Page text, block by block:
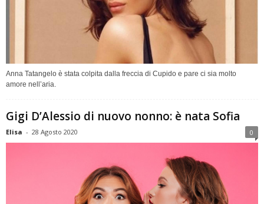
Anna Tatangelo è stata colpita dalla freccia di Cupido e pare ci sia molto
amore nell’aria.
Gigi D’Alessio di nuovo nonno: è nata Sofia
Elisa - 28 Agosto 2020 0